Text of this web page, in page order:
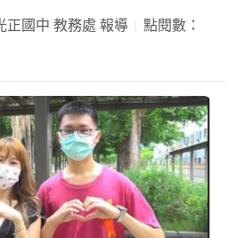
正國中 教務處 報導
點閱數：